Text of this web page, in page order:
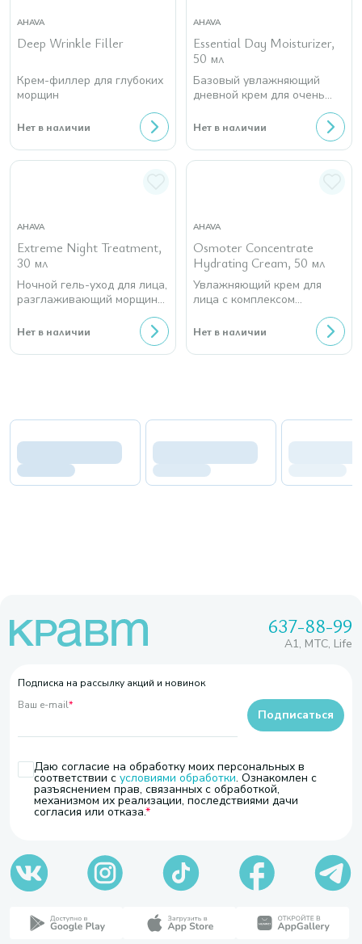
AHAVA
Deep Wrinkle Filler
Крем-филлер для глубоких
морщин
Нет в наличии
AHAVA
Essential Day Moisturizer,
50 мл
Базовый увлажняющий
дневной крем для очень
Нет в наличии
AHAVA
Extreme Night Treatment,
30 мл
Ночной гель-уход для лица,
разглаживающий морщины
и повышающий упругость
кожи
Нет в наличии
AHAVA
Osmoter Concentrate
Hydrating Cream, 50 мл
Увлажняющий крем для
лица с комплексом
Нет в наличии
637-88-99
A1, МТС, Life
Подписка на рассылку акций и новинок
Ваш e-mail*
Даю согласие на обработку моих персональных в
соответствии с условиями обработки. Ознакомлен с
разъяснением прав, связанных с обработкой,
механизмом их реализации, последствиями дачи
согласия или отказа.
Подписаться